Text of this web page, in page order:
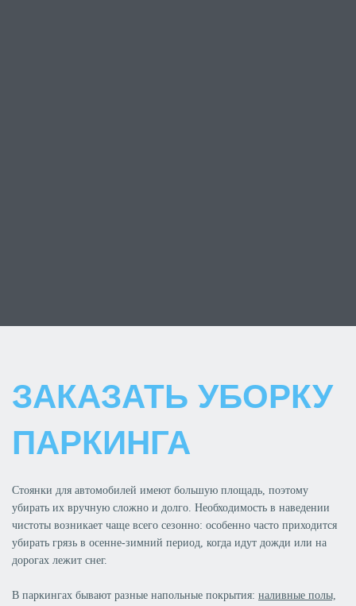
ЗАКАЗАТЬ УБОРКУ
ПАРКИНГА
Стоянки для автомобилей имеют большую площадь, поэтому
убирать их вручную сложно и долго. Необходимость в наведении
чистоты возникает чаще всего сезонно: особенно часто приходится
убирать грязь в осенне-зимний период, когда идут дожди или на
дорогах лежит снег.
В паркингах бывают разные напольные покрытия: наливные полы,